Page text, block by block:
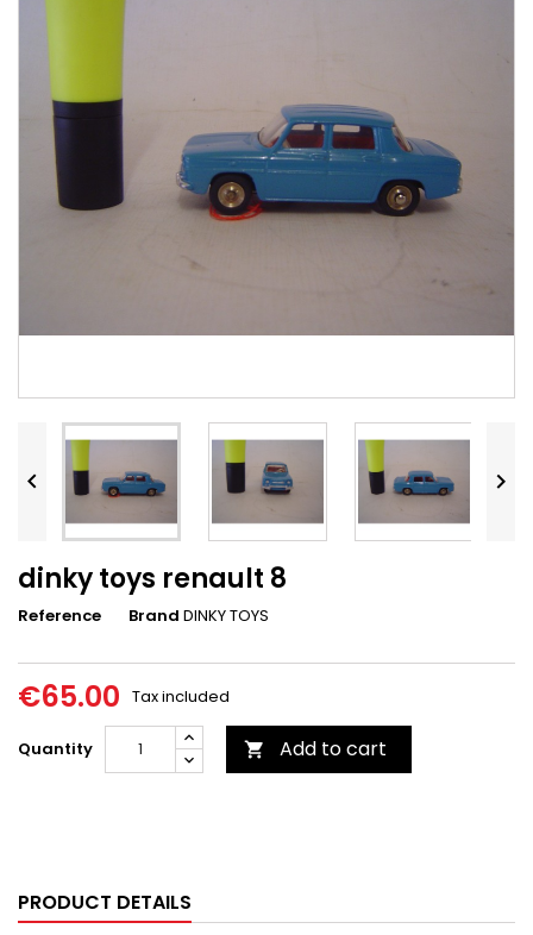
 
dinky toys renault 8
Reference Brand DINKY TOYS
€65.00 Tax included
Quantity  Add to cart
PRODUCT DETAILS